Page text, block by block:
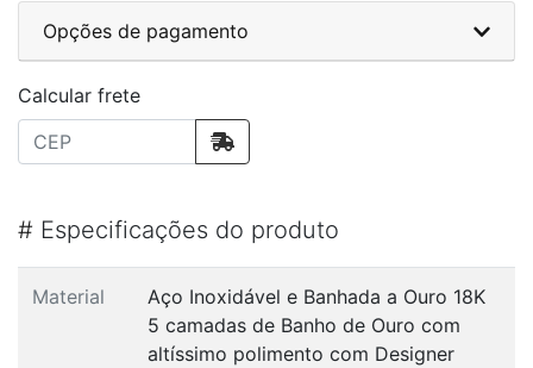
Opções de pagamento
Calcular frete
# Especificações do produto
Material
Aço Inoxidável e Banhada a Ouro 18K
5 camadas de Banho de Ouro com
altíssimo polimento com Designer